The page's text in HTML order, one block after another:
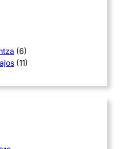
(6)
(11)